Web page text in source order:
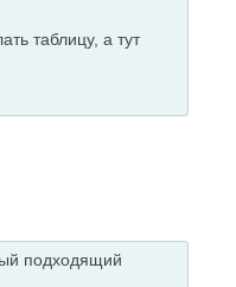
таблицу, а тут
подходящий